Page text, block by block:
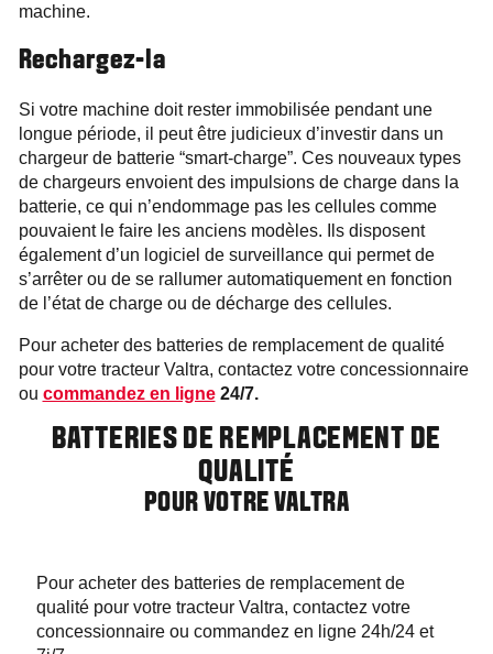
machine.
Rechargez-la
Si votre machine doit rester immobilisée pendant une
longue période, il peut être judicieux d’investir dans un
chargeur de batterie “smart‑charge”. Ces nouveaux types
de chargeurs envoient des impulsions de charge dans la
batterie, ce qui n’endommage pas les cellules comme
pouvaient le faire les anciens modèles. Ils disposent
également d’un logiciel de surveillance qui permet de
s’arrêter ou de se rallumer automatiquement en fonction
de l’état de charge ou de décharge des cellules.
Pour acheter des batteries de remplacement de qualité
pour votre tracteur Valtra, contactez votre concessionnaire
ou commandez en ligne24/7.
BATTERIES DE REMPLACEMENT DE
QUALITÉ
POUR VOTRE VALTRA
Pour acheter des batteries de remplacement de
qualité pour votre tracteur Valtra, contactez votre
concessionnaire ou commandez en ligne 24h/24 et